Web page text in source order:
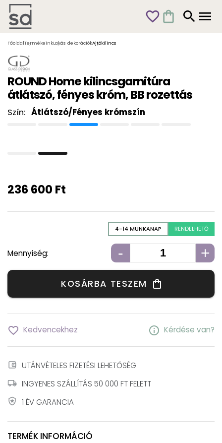
favorite_outline shopping_bag search menu
FőoldalTermékeinkLakás dekorációkAjtókilincs
ROUND Home kilincsgarnitúra
átlátszó, fényes króm, BB rozettás
236 600 Ft
Szín: Átlátszó/Fényes krómszín
4-14 MUNKANAP RENDELHETŐ
Mennyiség: - +
KOSÁRBA TESZEM shopping_bag
favorite_border Kedvencekhez info Kérdése van?
account_balance_wallet UTÁNVÉTELES FIZETÉSI LEHETŐSÉG
local_shipping INGYENES SZÁLLÍTÁS 50 000 FT FELETT
local_police 1 ÉV GARANCIA
TERMÉK INFORMÁCIÓ